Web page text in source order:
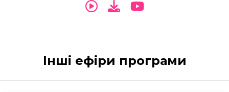
Інші ефіри програми